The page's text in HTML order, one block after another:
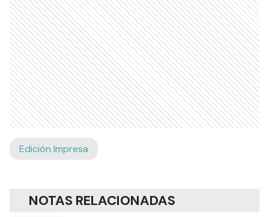
Edición Impresa
NOTAS RELACIONADAS